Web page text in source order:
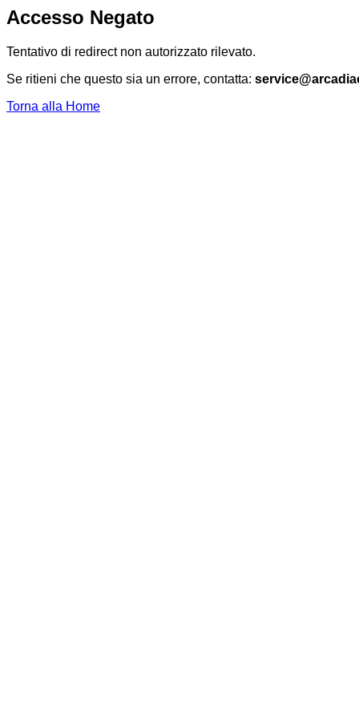
Accesso Negato
Tentativo di redirect non autorizzato rilevato.
Se ritieni che questo sia un errore, contatta:
Torna alla Home